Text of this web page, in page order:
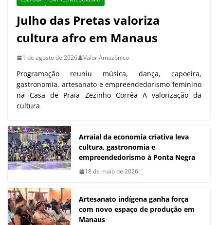
Julho das Pretas valoriza
cultura afro em Manaus
1 de agosto de 2026 Valor Amazônico
Programação reuniu música, dança, capoeira,
gastronomia, artesanato e empreendedorismo feminino
na Casa de Praia Zezinho Corrêa A valorização da
cultura
Arraial da economia criativa leva
cultura, gastronomia e
empreendedorismo à Ponta Negra
18 de maio de 2026
Artesanato indígena ganha força
com novo espaço de produção em
Manaus